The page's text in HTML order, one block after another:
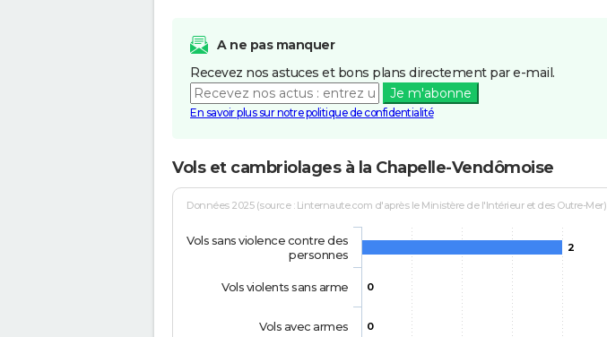
A ne pas manquer
Recevez nos astuces et bons plans directement par e-mail.
Je m'abonne
En savoir plus sur notre politique de confidentialité
Vols et cambriolages à la Chapelle-Vendômoise
Données 2025 (source : Linternaute.com d'après le Ministère de l'Intérieur et des Outre-Mer)
2
0
0
Vols sans violence contre des
personnes
Vols violents sans arme
Vols avec armes